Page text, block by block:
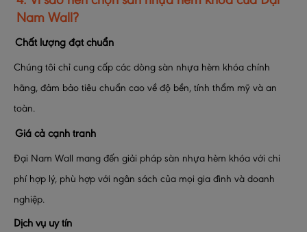
Nam Wall?
Chất lượng đạt chuẩn
Chúng tôi chỉ cung cấp các dòng sàn nhựa hèm khóa chính
hãng, đảm bảo tiêu chuẩn cao về độ bền, tính thẩm mỹ và an
toàn.
Giá cả cạnh tranh
Đại Nam Wall mang đến giải pháp sàn nhựa hèm khóa với chi
phí hợp lý, phù hợp với ngân sách của mọi gia đình và doanh
nghiệp.
Dịch vụ uy tín